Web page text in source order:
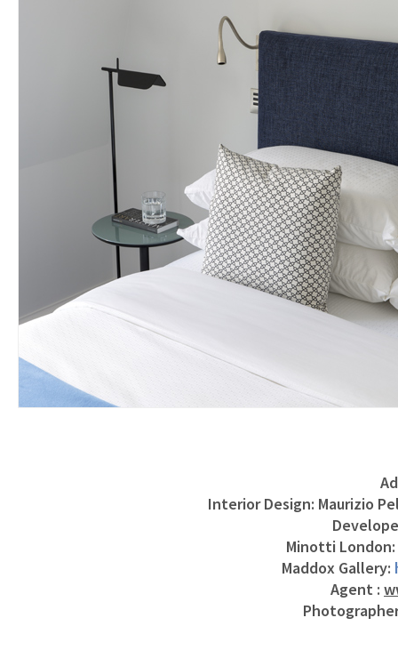
Interior Design: Maurizio
Minotti London:
Maddox Gallery:
Agent :